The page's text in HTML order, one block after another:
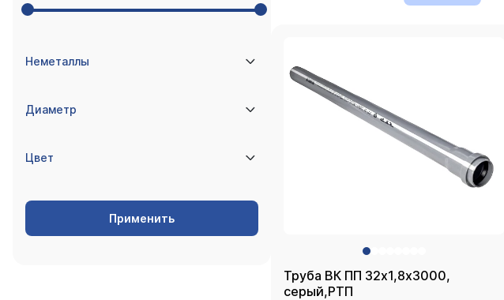
Неметаллы
Диаметр
Цвет
Применить
Труба ВК ПП 32х1,8х3000,
серый,РТП